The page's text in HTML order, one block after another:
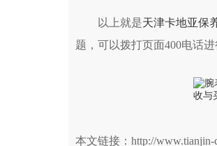
以上就是天津卡地亚保
题，可以拨打页面400电话
本文链接：http://www.tianjin-